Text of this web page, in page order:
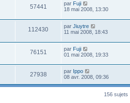
57441 par Fuji
18 mai 2008, 13:30
112430 par Jiuytre
11 mai 2008, 18:43
76151 par Fuji
01 mai 2008, 19:33
27938 par Ippo
08 avr. 2008, 09:36
156 sujets